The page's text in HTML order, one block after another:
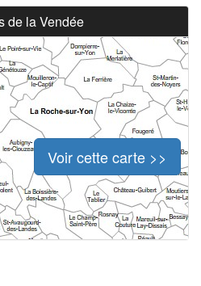
de la Vendée
Voir cette carte >>